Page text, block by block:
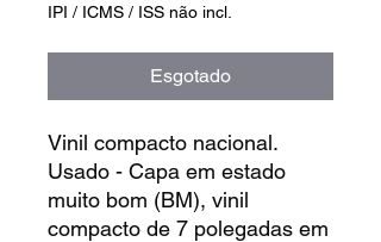
IPI / ICMS / ISS não incl.
Esgotado
Vinil compacto nacional.
Usado - Capa em estado
muito bom (BM), vinil
compacto de 7 polegadas em